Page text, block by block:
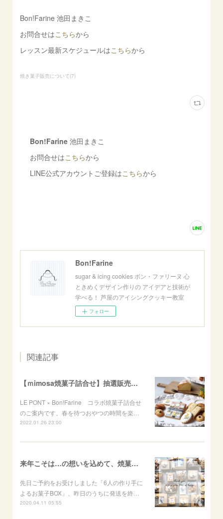
Bon!Farine 池田まきこ
お問合せはこちらから
レッスン最新スケジュールはこちらから
焼き菓子販売について(7)
Bon!Farine 池田まきこ
お問合せはこちらから
LINE公式アカウントご登録はこちらから
Bon!Farine
sugar & icing cookies ボン・ファリーヌ 心
ときめくデザイン作りの アイデアと技術が
学べる！ 芦屋のアイシングクッキー教室
フォロー
関連記事
【ｍimosa焼菓子詰合せ】抽選販売のお知らせ
LE PONT × Bon!Farine コラボ焼菓子詰合せ
のご案内です。春を待つおやつの時間を楽…
2022.01.26 23:00
来年こそは…の想いを込めて、焼菓子BOX発送完了です
先日ご予約をお受けしました「6人の作り手に
よるお菓子BOX」、昨日のうちに発送を終…
2020.04.11 05:55